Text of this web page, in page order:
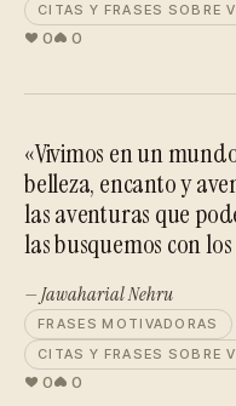
CITAS Y FRASES SOBRE
0 0
«Vivimos en un
belleza, encanto y
las aventuras que
las busquemos con
— Jawaharial Nehru
FRASES MOTIVADORAS
CITAS Y FRASES SOBRE
0 0